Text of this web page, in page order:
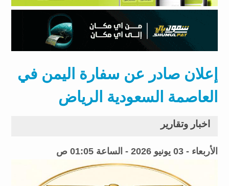
إعلان صادر عن سفارة اليمن في
العاصمة السعودية الرياض
اخبار وتقارير
الأربعاء - 03 يونيو 2026 - الساعة 01:05 ص